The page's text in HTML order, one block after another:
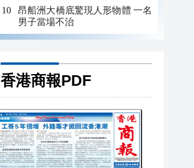
昂船洲大橋底驚現人形物體 一名
男子當場不治
香港商報PDF